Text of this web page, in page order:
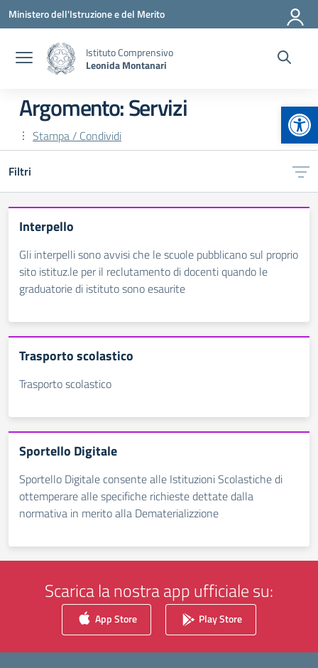
Vai ai contenuti
Vai al menu di navigazione
Vai al footer
Ministero dell'Istruzione e del Merito
Istituto Comprensivo
Leonida Montanari
Argomento: Servizi
Stampa / Condividi
Filtri
Interpello
Gli interpelli sono avvisi che le scuole pubblicano sul proprio
sito istituz.le per il reclutamento di docenti quando le
graduatorie di istituto sono esaurite
Trasporto scolastico
Trasporto scolastico
Sportello Digitale
Sportello Digitale consente alle Istituzioni Scolastiche di
ottemperare alle specifiche richieste dettate dalla
normativa in merito alla Dematerializzione
Scarica la nostra app ufficiale su:
App Store Play Store